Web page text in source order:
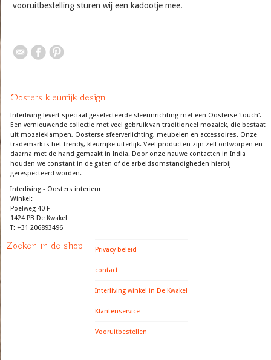
vooruitbestelling sturen wij een kadootje mee.
Oosters kleurrijk design
Interliving levert speciaal geselecteerde sfeerinrichting met een Oosterse 'touch'.
Een vernieuwende collectie met veel gebruik van traditioneel mozaiek, die bestaat
uit mozaieklampen, Oosterse sfeerverlichting, meubelen en accessoires. Onze
trademark is het trendy, kleurrijke uiterlijk. Veel producten zijn zelf ontworpen en
daarna met de hand gemaakt in India. Door onze nauwe contacten in India
houden we constant in de gaten of de arbeidsomstandigheden hierbij
gerespecteerd worden.
Interliving - Oosters interieur
Winkel:
Poelweg 40 F
1424 PB De Kwakel
T: +31 206893496
Zoeken in de shop Privacy beleid
contact
Interliving winkel in De Kwakel
Klantenservice
Vooruitbestellen